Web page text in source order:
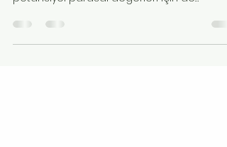
Antikalar genellikle sadece güzellikleri ve
tarihsel önemleri için değil, aynı zamanda